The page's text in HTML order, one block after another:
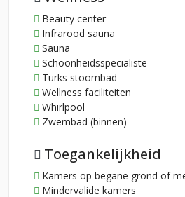
Beauty center
Infrarood sauna
Sauna
Schoonheidsspecialiste
Turks stoombad
Wellness faciliteiten
Whirlpool
Zwembad (binnen)
Toegankelijkheid
Kamers op begane grond of
Mindervalide kamers